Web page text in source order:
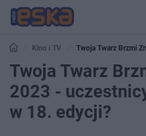
Kino i TV
Twoja Twarz Brzmi
wystąpi w 18. edycji?
Twoja Twarz
2023 -
w 18. edycji?